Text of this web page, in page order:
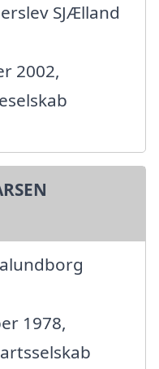
SJÆlland
2002,
1978,